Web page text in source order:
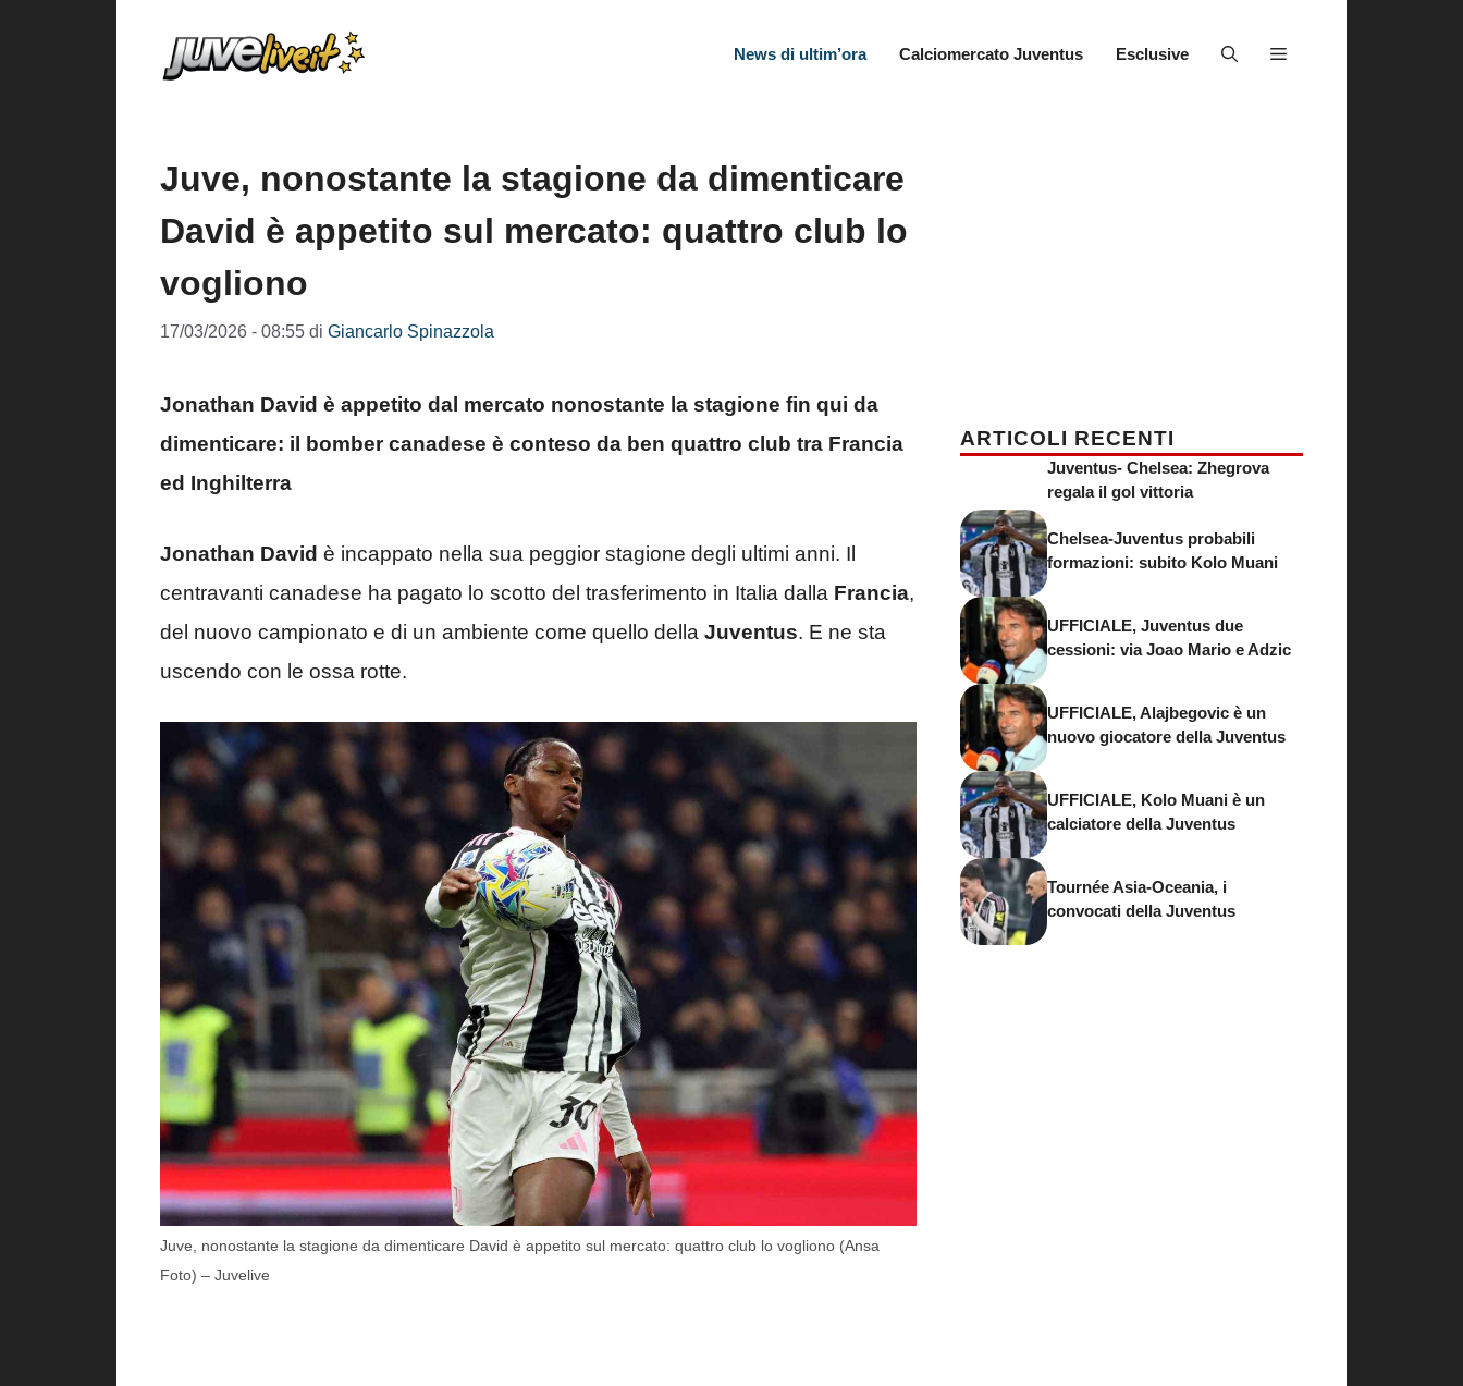
News di ultim’ora Calciomercato Juventus Esclusive
Juve, nonostante la stagione da dimenticare
David è appetito sul mercato: quattro club lo
vogliono
17/03/2026 - 08:55 di Giancarlo Spinazzola
Jonathan David è appetito dal mercato nonostante la stagione fin qui da
dimenticare: il bomber canadese è conteso da ben quattro club tra Francia
ed Inghilterra
Jonathan David è incappato nella sua peggior stagione degli ultimi anni. Il
centravanti canadese ha pagato lo scotto del trasferimento in Italia dalla Francia,
del nuovo campionato e di un ambiente come quello della Juventus. E ne sta
uscendo con le ossa rotte.
Juve, nonostante la stagione da dimenticare David è appetito sul mercato: quattro club lo vogliono (Ansa
Foto) – Juvelive
ARTICOLI RECENTI
Juventus- Chelsea: Zhegrova
regala il gol vittoria
Chelsea-Juventus probabili
formazioni: subito Kolo Muani
UFFICIALE, Juventus due
cessioni: via Joao Mario e Adzic
UFFICIALE, Alajbegovic è un
nuovo giocatore della Juventus
UFFICIALE, Kolo Muani è un
calciatore della Juventus
Tournée Asia-Oceania, i
convocati della Juventus